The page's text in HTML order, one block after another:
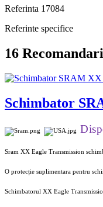
Referinta 17084
Referinte specifice
16 Recomandari
Schimbator
Sram XX Eagle Transmission
O protecție suplimentara pentru
Schimbatorul XX Eagle